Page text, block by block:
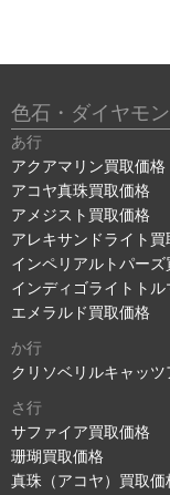
色石・ダイヤモ
あ行
アクアマリン買取価格
アコヤ真珠買取価格
アメジスト買取価格
アレキサンドライト買
インペリアルトパーズ
インディゴライトト
エメラルド買取価格
か行
クリソベリルキャッ
さ行
サファイア買取価格
珊瑚買取価格
真珠（アコヤ）買取価